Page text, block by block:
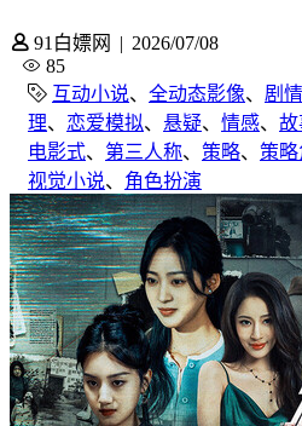
91白嫖网 | 2026/07/08
85
互动小说、 全动态影像、 剧
理、 恋爱模拟、 悬疑、 情感、 故
电影式、 第三人称、 策略、 策略
视觉小说、 角色扮演